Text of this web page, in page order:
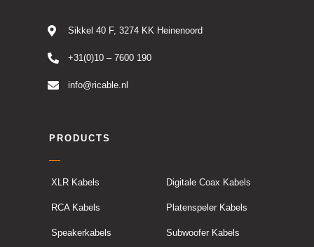
Sikkel 40 F, 3274 KK Heinenoord
+31(0)10 – 7600 190
info@ricable.nl
PRODUCTS
Digitale Coax Kabels
Platenspeler Kabels
Subwoofer Kabels
XLR Kabels
RCA Kabels
Speakerkabels